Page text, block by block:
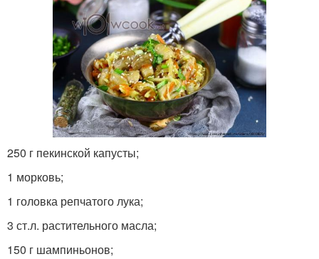
250 г пекинской капусты;
1 морковь;
1 головка репчатого лука;
3 ст.л. растительного масла;
150 г шампиньонов;